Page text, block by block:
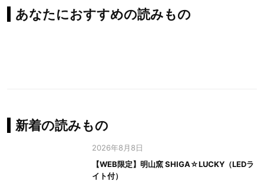
あなたにおすすめの読みもの
新着の読みもの
2026年8月8日
【WEB限定】明山窯 SHIGA☆LUCKY（LEDラ
イト付）